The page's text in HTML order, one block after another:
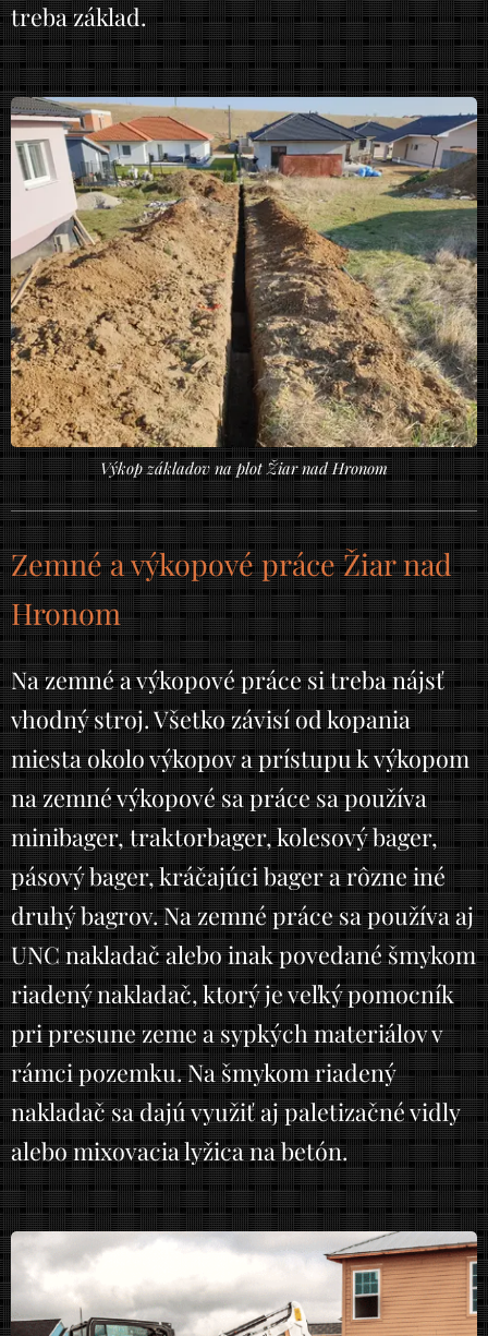
treba základ.
Výkop základov na plot Žiar nad Hronom
Zemné a výkopové práce Žiar nad
Hronom
Na zemné a výkopové práce si treba nájsť
vhodný stroj. Všetko závisí od kopania
miesta okolo výkopov a prístupu k výkopom
na zemné výkopové sa práce sa používa
minibager, traktorbager, kolesový bager,
pásový bager, kráčajúci bager a rôzne iné
druhý bagrov. Na zemné práce sa používa aj
UNC nakladač alebo inak povedané šmykom
riadený nakladač, ktorý je veľký pomocník
pri presune zeme a sypkých materiálov v
rámci pozemku. Na šmykom riadený
nakladač sa dajú využiť aj paletizačné vidly
alebo mixovacia lyžica na betón.